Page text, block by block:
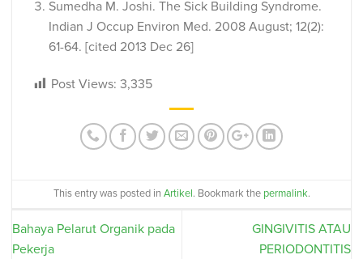
Sumedha M. Joshi. The Sick Building Syndrome.
Indian J Occup Environ Med. 2008 August; 12(2):
61-64. [cited 2013 Dec 26]
Post Views: 3,335
This entry was posted in Artikel. Bookmark the permalink.
Bahaya Pelarut Organik pada
Pekerja
GINGIVITIS ATAU
PERIODONTITIS